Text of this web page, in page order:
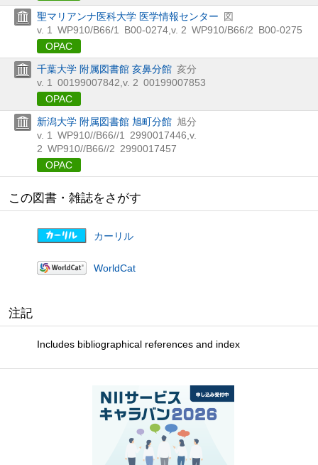
聖マリアンナ医科大学 医学情報センター
図
v. 1
WP910/B66/1 B00-0274 v. 2 WP910/B66/2 B00-0275
OPAC
千葉大学 附属図書館 亥鼻分館 亥分
v. 1
00199007842 v. 2 00199007853
OPAC
新潟大学 附属図書館 旭町分館 旭分
v. 1
WP910//B66//1 2990017446 v.
2 WP910//B66//2 2990017457
OPAC
この図書・雑誌をさがす
カーリル
WorldCat
注記
Includes bibliographical references and index